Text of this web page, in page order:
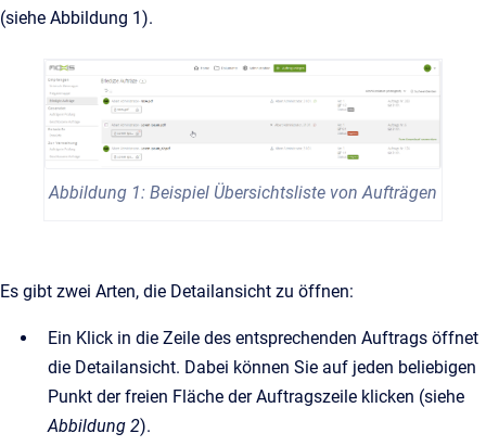
(siehe Abbildung 1).
Abbildung 1: Beispiel Übersichtsliste von Aufträgen
Es gibt zwei Arten, die Detailansicht zu öffnen:
Ein Klick in die Zeile des entsprechenden Auftrags öffnet
die Detailansicht. Dabei können Sie auf jeden beliebigen
Punkt der freien Fläche der Auftragszeile klicken (siehe
Abbildung 2).